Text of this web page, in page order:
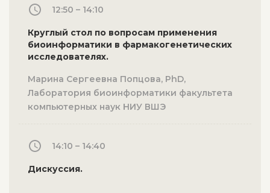
12:50 – 14:10
Круглый стол по вопросам применения
биоинформатики в фармакогенетических
исследователях.
Марина Сергеевна Попцова, PhD,
Лаборатория биоинформатики факультета
компьютерных наук НИУ ВШЭ
14:10 – 14:40
Дискуссия.